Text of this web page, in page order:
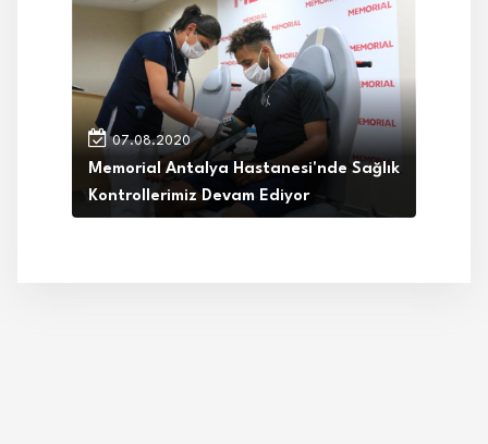
07.08.2020
Memorial Antalya Hastanesi'nde Sağlık
Kontrollerimiz Devam Ediyor